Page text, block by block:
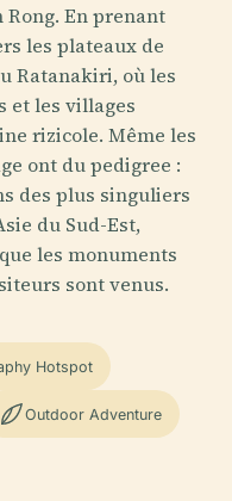
En prenant
les plateaux de
Ratanakiri, où les
et les villages
rizicole. Même les
ont du pedigree :
des plus singuliers
du Sud-Est,
les monuments
sont venus.
Hotspot
Outdoor Adventure